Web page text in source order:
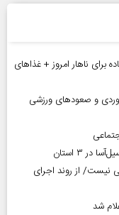
و ساده برای ناهار امروز + غذاهای
و صعودهای ورزشی
نیست/ از روند اجرای
شد